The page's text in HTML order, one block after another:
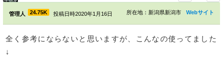
管理人 24.75K 投稿日時2020年1月16日 Webサイト
所在地：新潟県新潟市
全く参考にならないと思いますが、こんなの使ってました
↓